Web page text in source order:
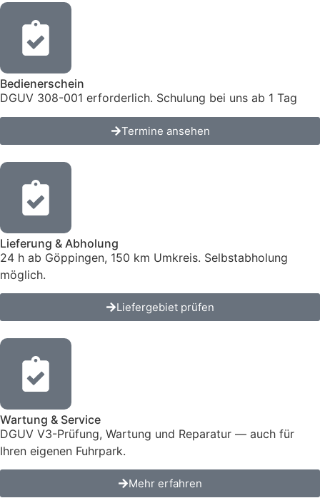
Bedienerschein
DGUV 308-001 erforderlich. Schulung bei uns ab 1 Tag
Termine ansehen
Lieferung & Abholung
24 h ab Göppingen, 150 km Umkreis. Selbstabholung
möglich.
Liefergebiet prüfen
Wartung & Service
DGUV V3-Prüfung, Wartung und Reparatur — auch für
Ihren eigenen Fuhrpark.
Mehr erfahren